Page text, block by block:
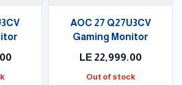
AOC 27 Q27U3CV
Gaming Monitor
LE 22,999.00
Out of stock